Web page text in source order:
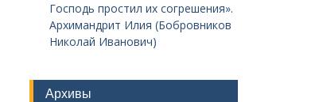
Господь простил их согрешения».
Архимандрит Илия (Бобровников
Николай Иванович)
Архивы